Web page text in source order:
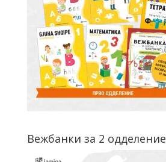
Вежбанки за 2 одделение